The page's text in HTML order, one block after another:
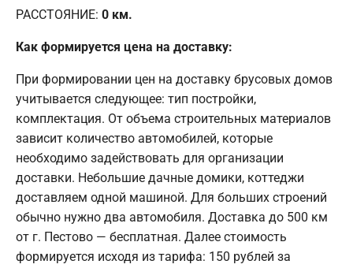
РАССТОЯНИЕ: 0 км.
Как формируется цена на доставку:
При формировании цен на доставку брусовых домов
учитывается следующее: тип постройки,
комплектация. От объема строительных материалов
зависит количество автомобилей, которые
необходимо задействовать для организации
доставки. Небольшие дачные домики, коттеджи
доставляем одной машиной. Для больших строений
обычно нужно два автомобиля. Доставка до 500 км
от г. Пестово — бесплатная. Далее стоимость
формируется исходя из тарифа: 150 рублей за